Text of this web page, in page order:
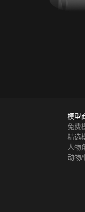
模型
免费
精选
人物
动物/